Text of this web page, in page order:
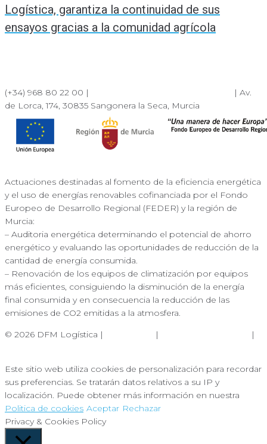
Logística, garantiza la continuidad de sus
ensayos gracias a la comunidad agrícola
(+34) 968 80 22 00 |
| Av.
de Lorca, 174, 30835 Sangonera la Seca, Murcia
Actuaciones destinadas al fomento de la eficiencia energética
y el uso de energías renovables cofinanciada por el Fondo
Europeo de Desarrollo Regional (FEDER) y la región de
Murcia:
– Auditoria energética determinando el potencial de ahorro
energético y evaluando las oportunidades de reducción de la
cantidad de energía consumida.
– Renovación de los equipos de climatización por equipos
más eficientes, consiguiendo la disminución de la energía
final consumida y en consecuencia la reducción de las
emisiones de CO2 emitidas a la atmosfera.
© 2026 DFM Logística |
|
|
Este sitio web utiliza cookies de personalización para recordar
sus preferencias. Se tratarán datos relativos a su IP y
localización. Puede obtener más información en nuestra
Politica de cookies Aceptar Rechazar
Privacy & Cookies Policy